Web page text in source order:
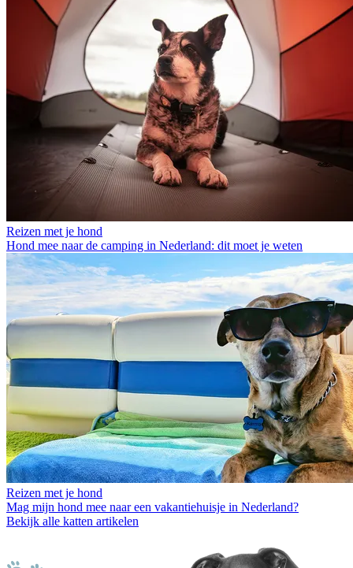
Reizen met je hond
Hond mee naar de camping in Nederland: dit moet je weten
Reizen met je hond
Mag mijn hond mee naar een vakantiehuisje in Nederland?
Bekijk alle katten artikelen